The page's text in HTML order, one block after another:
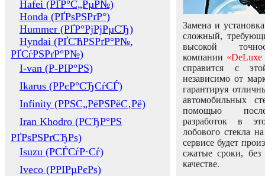
Hafei (РҐР°С„РµР№)
Honda (РҐРѕРЅРґР°)
Hummer (РҐР°РјРјРµСЂ)
Hyndai (РҐСЋРЅРґР°Р№,
РҐСѓРЅРґР°Р№)
I-van (Р-РІР°РЅ)
Ikarus (РРєР°СЂСѓСЃ)
Infinity (РРЅС„РёРЅРёС‚Рё)
Iran Khodro (РСЂР°РЅ
РҐРѕРЅРґСЂРѕ)
Isuzu (РСЃСѓР·Сѓ)
Iveco (РРІРµРєРѕ)
Замена и
сложный,
высокой
компании «DeLuxe
справится с
независимо от
гарантируя
автомобильных
помощью
разработок в
лобового стекла
сервисе будет
сжатые сроки,
качестве.